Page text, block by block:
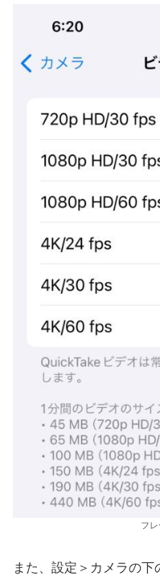
フ
また、設定＞カメラの